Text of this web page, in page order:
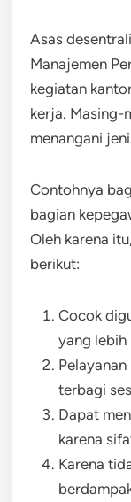
Asas
Manajemen
kegiatan
kerja. Masing-
menangani
Contohnya
bagian
Oleh karena
berikut:
Cocok
yang lebih
terbagi
Dapat
karena
Karena